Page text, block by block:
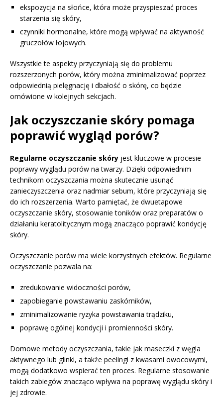
ekspozycja na słońce, która może przyspieszać proces
starzenia się skóry,
czynniki hormonalne, które mogą wpływać na aktywność
gruczołów łojowych.
Wszystkie te aspekty przyczyniają się do problemu
rozszerzonych porów, który można zminimalizować poprzez
odpowiednią pielęgnację i dbałość o skórę, co będzie
omówione w kolejnych sekcjach.
Jak oczyszczanie skóry pomaga
poprawić wygląd porów?
Regularne oczyszczanie skóry jest kluczowe w procesie
poprawy wyglądu porów na twarzy. Dzięki odpowiednim
technikom oczyszczania można skutecznie usunąć
zanieczyszczenia oraz nadmiar sebum, które przyczyniają się
do ich rozszerzenia. Warto pamiętać, że dwuetapowe
oczyszczanie skóry, stosowanie toników oraz preparatów o
działaniu keratolitycznym mogą znacząco poprawić kondycję
skóry.
Oczyszczanie porów ma wiele korzystnych efektów. Regularne
oczyszczanie pozwala na:
zredukowanie widoczności porów,
zapobieganie powstawaniu zaskórników,
zminimalizowanie ryzyka powstawania trądziku,
poprawę ogólnej kondycji i promienności skóry.
Domowe metody oczyszczania, takie jak maseczki z węgla
aktywnego lub glinki, a także peelingi z kwasami owocowymi,
mogą dodatkowo wspierać ten proces. Regularne stosowanie
takich zabiegów znacząco wpływa na poprawę wyglądu skóry i
jej zdrowie.